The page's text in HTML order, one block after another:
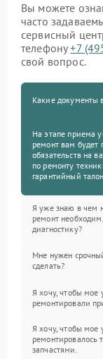
Вы можете
часто
сервисный
телефону+7
свой вопрос.
Какие документы
На этапе приема
ремонт вам будет
обязательств на
по ремонту
гарантийный
Я уже знаю в чем
ремонт
диагностику?
Мне нужен
сделать?
Я хочу, чтобы мое
ремонтировали
Я хочу, чтобы мое
ремонтировалось
запчастями.